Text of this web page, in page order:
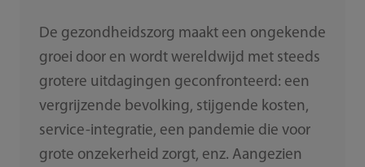
De gezondheidszorg maakt een ongekende
groei door en wordt wereldwijd met steeds
grotere uitdagingen geconfronteerd: een
vergrijzende bevolking, stijgende kosten,
service-integratie, een pandemie die voor
grote onzekerheid zorgt, enz. Aangezien